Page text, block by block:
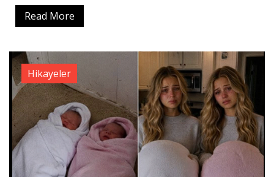
Read More
Hikayeler